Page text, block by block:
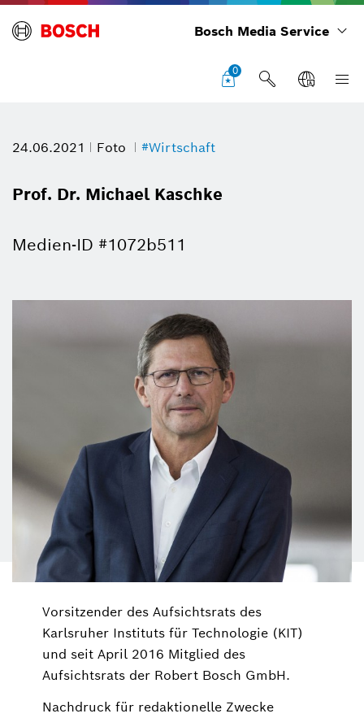
Bosch Media Service
0
24.06.2021 Foto #Wirtschaft
Prof. Dr. Michael Kaschke
Medien-ID #1072b511
Vorsitzender des Aufsichtsrats des
Karlsruher Instituts für Technologie (KIT)
und seit April 2016 Mitglied des
Aufsichtsrats der Robert Bosch GmbH.
Nachdruck für redaktionelle Zwecke